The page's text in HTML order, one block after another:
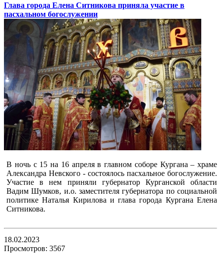
Глава города Елена Ситникова приняла участие в
пасхальном богослужении
В ночь с 15 на 16 апреля в главном соборе Кургана – храме
Александра Невского - состоялось пасхальное богослужение.
Участие в нем приняли губернатор Курганской области
Вадим Шумков, и.о. заместителя губернатора по социальной
политике Наталья Кирилова и глава города Кургана Елена
Ситникова.
18.02.2023
Просмотров: 3567